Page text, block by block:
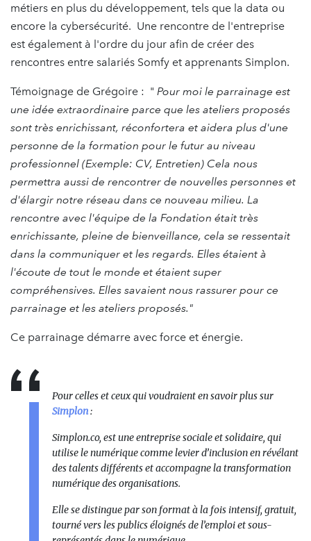
métiers en plus du développement, tels que la data ou
encore la cybersécurité. Une rencontre de l'entreprise
est également à l'ordre du jour afin de créer des
rencontres entre salariés Somfy et apprenants Simplon.
Témoignage de Grégoire : " Pour moi le parrainage est
une idée extraordinaire parce que les ateliers proposés
sont très enrichissant, réconfortera et aidera plus d'une
personne de la formation pour le futur au niveau
professionnel (Exemple: CV, Entretien) Cela nous
permettra aussi de rencontrer de nouvelles personnes et
d'élargir notre réseau dans ce nouveau milieu. La
rencontre avec l'équipe de la Fondation était très
enrichissante, pleine de bienveillance, cela se ressentait
dans la communiquer et les regards. Elles étaient à
l'écoute de tout le monde et étaient super
compréhensives. Elles savaient nous rassurer pour ce
parrainage et les ateliers proposés."
Ce parrainage démarre avec force et énergie.
Pour celles et ceux qui voudraient en savoir plus sur
Simplon:
Simplon.co, est une entreprise sociale et solidaire, qui
utilise le numérique comme levier d’inclusion en révélant
des talents différents et accompagne la transformation
numérique des organisations.
Elle se distingue par son format à la fois intensif, gratuit,
tourné vers les publics éloignés de l’emploi et sous-